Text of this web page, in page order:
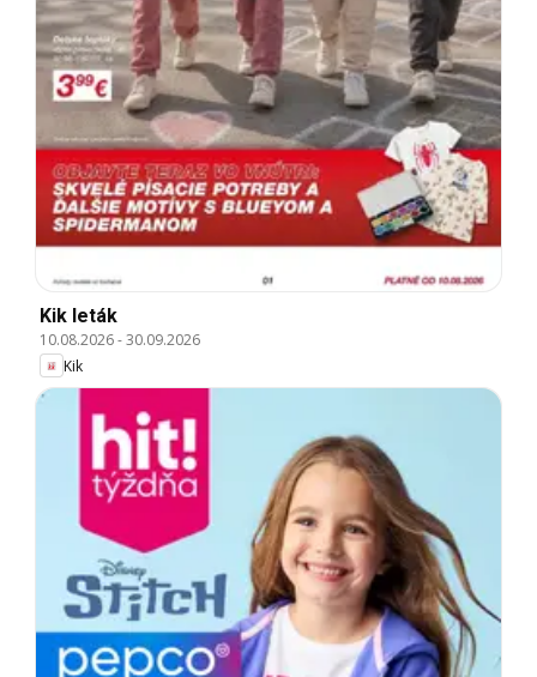
Kik leták
10.08.2026-30.09.2026
Kik